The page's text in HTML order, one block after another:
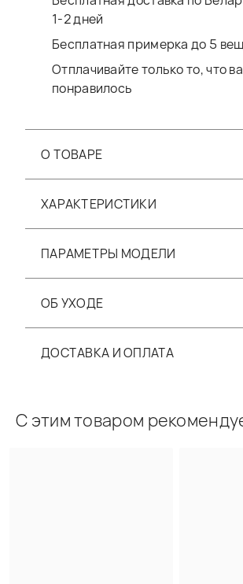
1-2 дней
Бесплатная примерка до 5
Отплачивайте только то, что
понравилось
О ТОВАРЕ
ХАРАКТЕРИСТИКИ
ПАРАМЕТРЫ МОДЕЛИ
ОБ УХОДЕ
ДОСТАВКА И ОПЛАТА
С этим товаром